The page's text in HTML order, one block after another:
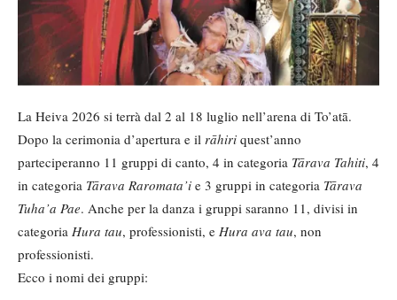
La Heiva 2026 si terrà dal 2 al 18 luglio nell’arena di To’atā.
Dopo la cerimonia d’apertura e il rāhiri quest’anno
parteciperanno 11 gruppi di canto, 4 in categoria Tārava Tahiti, 4
in categoria Tārava Raromata’i e 3 gruppi in categoria Tārava
Tuha’a Pae. Anche per la danza i gruppi saranno 11, divisi in
categoria Hura tau, professionisti, e Hura ava tau, non
professionisti.
Ecco i nomi dei gruppi: